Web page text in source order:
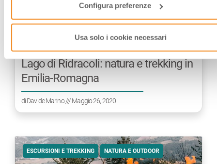
Configura preferenze
Usa solo i cookie necessari
Lago di Ridracoli: natura e trekking in
Emilia-Romagna
diDavide Marino/// Maggio 26, 2020
ESCURSIONI E TREKKING NATURA E OUTDOOR